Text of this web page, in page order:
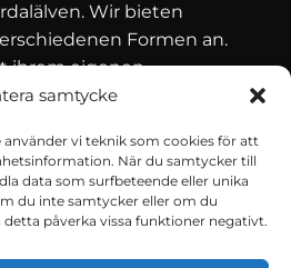
samtycke
använder vi teknik som cookies för att
När du samtycker till
data som surfbeteende eller unika
du inte samtycker eller om du
påverka vissa funktioner negativt.
Wir bieten
Formen an.
ihrem eigenen
oder Zelt reisen,
Ferienhäuser.